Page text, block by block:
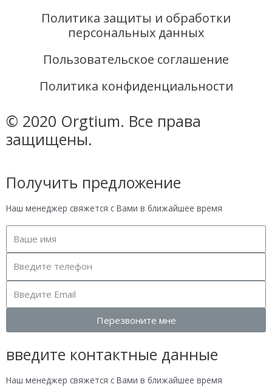
Политика защиты и обработки
персональных данных
Пользовательское соглашение
Политика конфиденциальности​
© 2020 Orgtium. Все права
защищены.
Получить предложение
Наш менеджер свяжется с Вами в ближайшее время
Перезвоните мне
введите контактные данные
Наш менеджер свяжется с Вами в ближайшее время